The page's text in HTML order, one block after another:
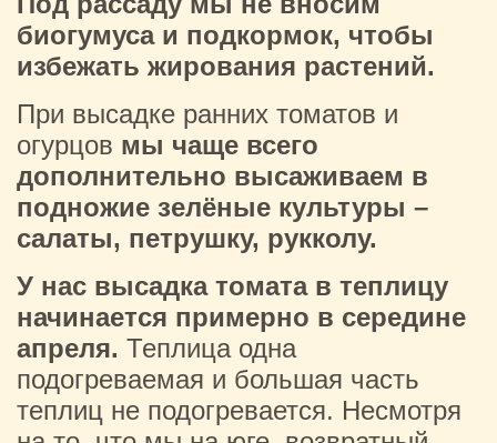
биогумуса и подкормок, чтобы
избежать жирования растений.
При высадке ранних томатов и
огурцов мы чаще всего
дополнительно высаживаем в
подножие зелёные культуры –
салаты, петрушку, рукколу.
У нас высадка томата в теплицу
начинается примерно в середине
апреля. Теплица одна
подогреваемая и большая часть
теплиц не подогревается. Несмотря